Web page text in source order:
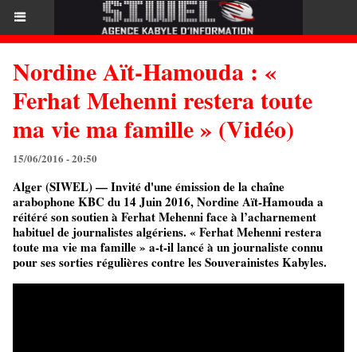
Nordine Aït-Hamouda : «
Ferhat Mehenni restera toute
ma vie ma famille » (Vidéo)
15/06/2016 - 20:50
Alger (SIWEL) — Invité d'une émission de la chaîne
arabophone KBC du 14 Juin 2016, Nordine Aït-Hamouda a
réitéré son soutien à Ferhat Mehenni face à l’acharnement
habituel de journalistes algériens. « Ferhat Mehenni restera
toute ma vie ma famille » a-t-il lancé à un journaliste connu
pour ses sorties régulières contre les Souverainistes Kabyles.